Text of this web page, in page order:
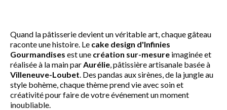
Quand la pâtisserie devient un véritable art, chaque gâteau
raconte une histoire. Le cake design d'Infinies
Gourmandises est une création sur-mesure imaginée et
réalisée à la main parAurélie, pâtissière artisanale basée à
Villeneuve-Loubet. Des pandas aux sirènes, de la jungle au
style bohème, chaque thème prend vie avec soin et
créativité pour faire de votre événement un moment
inoubliable.